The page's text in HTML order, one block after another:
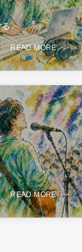
る
READ MORE
READ MORE